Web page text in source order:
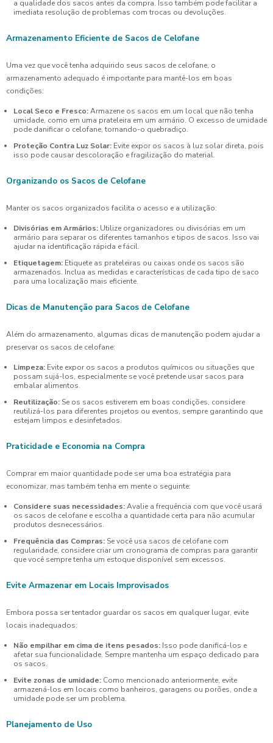
a qualidade dos sacos antes da compra. Isso também pode facilitar a
imediata resolução de problemas com trocas ou devoluções.
Armazenamento Eficiente de Sacos de Celofane
Uma vez que você tenha adquirido seus sacos de celofane, o
armazenamento adequado é importante para mantê-los em boas
condições:
Local Seco e Fresco:Armazene os sacos em um local que não tenha
umidade, como em uma prateleira em um armário. O excesso de umidade
pode danificar o celofane, tornando-o quebradiço.
Proteção Contra Luz Solar: Evite expor os sacos à luz solar direta, pois
isso pode causar descoloração e fragilização do material.
Organizando os Sacos de Celofane
Manter os sacos organizados facilita o acesso e a utilização:
Divisórias em Armários: Utilize organizadores ou divisórias em um
armário para separar os diferentes tamanhos e tipos de sacos. Isso vai
ajudar na identificação rápida e fácil.
Etiquetagem: Etiquete as prateleiras ou caixas onde os sacos são
armazenados. Inclua as medidas e características de cada tipo de saco
para uma localização mais eficiente.
Dicas de Manutenção para Sacos de Celofane
Além do armazenamento, algumas dicas de manutenção podem ajudar a
preservar os sacos de celofane:
Limpeza: Evite expor os sacos a produtos químicos ou situações que
possam sujá-los, especialmente se você pretende usar sacos para
embalar alimentos.
Reutilização: Se os sacos estiverem em boas condições, considere
reutilizá-los para diferentes projetos ou eventos, sempre garantindo que
estejam limpos e desinfetados.
Praticidade e Economia na Compra
Comprar em maior quantidade pode ser uma boa estratégia para
economizar, mas também tenha em mente o seguinte:
Considere suas necessidades:Avalie a frequência com que você usará
os sacos de celofane e escolha a quantidade certa para não acumular
produtos desnecessários.
Frequência das Compras: Se você usa sacos de celofane com
regularidade, considere criar um cronograma de compras para garantir
que você sempre tenha um estoque disponível sem excessos.
Evite Armazenar em Locais Improvisados
Embora possa ser tentador guardar os sacos em qualquer lugar, evite
locais inadequados:
Não empilhar em cima de itens pesados: Isso pode danificá-los e
afetar sua funcionalidade. Sempre mantenha um espaço dedicado para
os sacos.
Evite zonas de umidade: Como mencionado anteriormente, evite
armazená-los em locais como banheiros, garagens ou porões, onde a
umidade pode ser um problema.
Planejamento de Uso